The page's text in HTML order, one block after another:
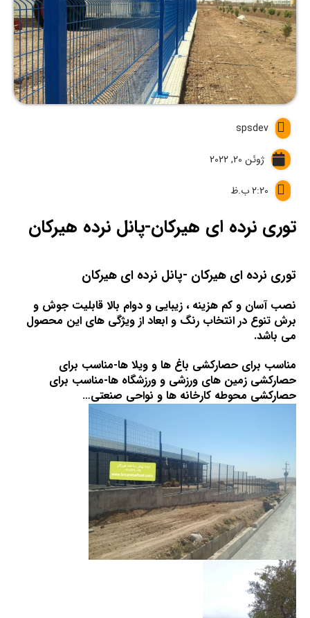
spsdev
ژوئن 20, 2022
2:20 ب.ظ
توری نرده ای هیرکان-پانل نرده هیرکان
توری نرده ای هیرکان -پانل نرده ای هیرکان
نصب آسان و کم هزینه ، زیبایی و دوام بالا قابلیت جوش و
برش تنوع در انتخاب رنگ و ابعاد از ویژگی های این محصول
می باشد.
مناسب برای حصارکشی باغ ها و ویلا ها-مناسب برای
حصارکشی زمین های ورزشی و ورزشگاه ها-مناسب برای
حصارکشی محوطه کارخانه ها و نواحی صنعتی…